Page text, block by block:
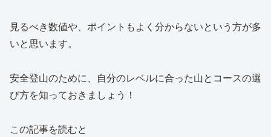
見るべき数値や、ポイントもよく分からないという方が多
いと思います。
安全登山のために、自分のレベルに合った山とコースの選
び方を知っておきましょう！
この記事を読むと